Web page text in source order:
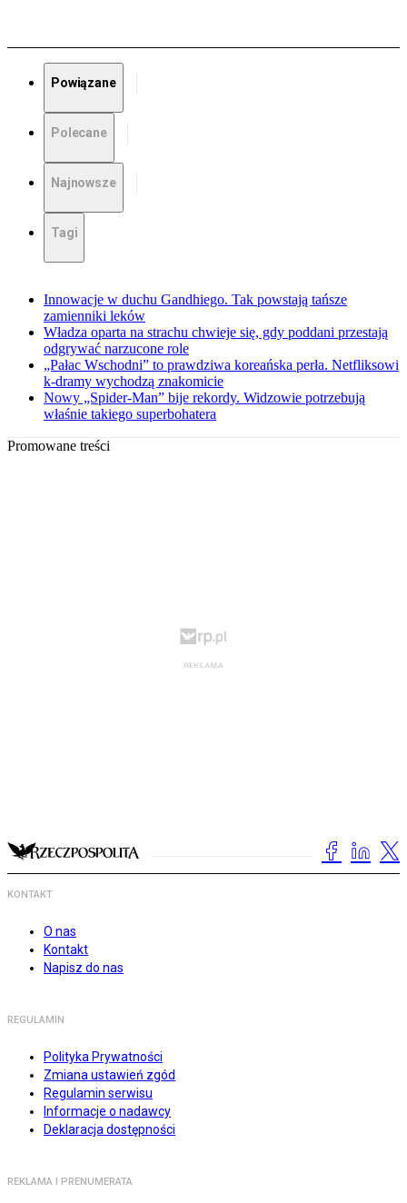
Powiązane
Polecane
Najnowsze
Tagi
Innowacje w duchu Gandhiego. Tak powstają tańsze
zamienniki leków
Władza oparta na strachu chwieje się, gdy poddani przestają
odgrywać narzucone role
„Pałac Wschodni” to prawdziwa koreańska perła. Netfliksowi
k-dramy wychodzą znakomicie
Nowy „Spider-Man” bije rekordy. Widzowie potrzebują
właśnie takiego superbohatera
Promowane treści
KONTAKT
O nas
Kontakt
Napisz do nas
REGULAMIN
Polityka Prywatności
Zmiana ustawień zgód
Regulamin serwisu
Informacje o nadawcy
Deklaracja dostępności
REKLAMA I PRENUMERATA